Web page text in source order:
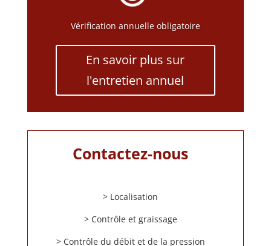
Vérification annuelle obligatoire
En savoir plus sur
l'entretien annuel
Contactez-nous
> Localisation
> Contrôle et graissage
> Contrôle du débit et de la pression